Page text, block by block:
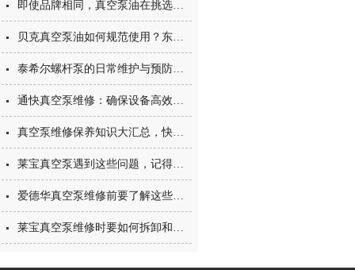
即使品牌相同，真空泵油在挑选时型号也要格外注意
贝克真空泵油如何规范使用？东莞市钥大教你啊
泰希尔螺杆泵的日常维护与预防性保养建议
通快真空泵维修：确保设备高效运行的关键步骤
真空泵维修保养知识大汇总，快来看看
莱宝真空泵遇到这些问题，记得找我
爱德华真空泵维修前要了解这些基础知识
莱宝真空泵维修时要如何拆卸和清洗？